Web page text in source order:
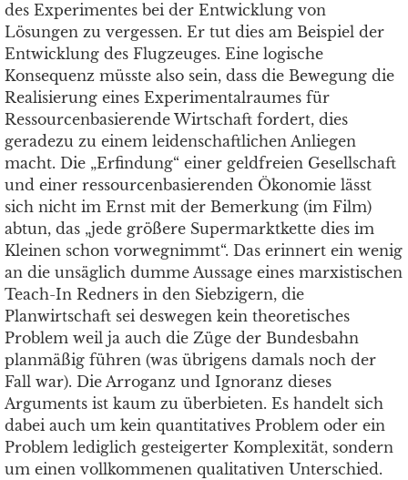
des Experimentes bei der Entwicklung von
Lösungen zu vergessen. Er tut dies am Beispiel der
Entwicklung des Flugzeuges. Eine logische
Konsequenz müsste also sein, dass die Bewegung die
Realisierung eines Experimentalraumes für
Ressourcenbasierende Wirtschaft fordert, dies
geradezu zu einem leidenschaftlichen Anliegen
macht. Die „Erfindung“ einer geldfreien Gesellschaft
und einer ressourcenbasierenden Ökonomie lässt
sich nicht im Ernst mit der Bemerkung (im Film)
abtun, das „jede größere Supermarktkette dies im
Kleinen schon vorwegnimmt“. Das erinnert ein wenig
an die unsäglich dumme Aussage eines marxistischen
Teach-In Redners in den Siebzigern, die
Planwirtschaft sei deswegen kein theoretisches
Problem weil ja auch die Züge der Bundesbahn
planmäßig führen (was übrigens damals noch der
Fall war). Die Arroganz und Ignoranz dieses
Arguments ist kaum zu überbieten. Es handelt sich
dabei auch um kein quantitatives Problem oder ein
Problem lediglich gesteigerter Komplexität, sondern
um einen vollkommenen qualitativen Unterschied.